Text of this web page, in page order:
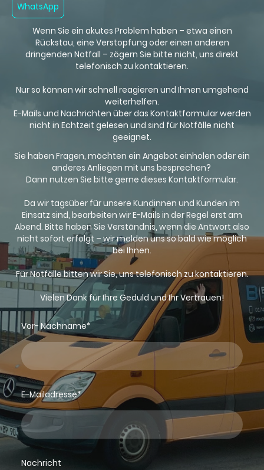
WhatsApp
Wenn Sie ein akutes Problem haben – etwa einen
Rückstau, eine Verstopfung oder einen anderen
dringenden Notfall – zögern Sie bitte nicht, uns direkt
telefonisch zu kontaktieren.
Nur so können wir schnell reagieren und Ihnen umgehend
weiterhelfen.
E-Mails und Nachrichten über das Kontaktformular werden
nicht in Echtzeit gelesen und sind für Notfälle nicht
geeignet.
Sie haben Fragen, möchten ein Angebot einholen oder ein
anderes Anliegen mit uns besprechen?
Dann nutzen Sie bitte gerne dieses Kontaktformular.
Da wir tagsüber für unsere Kundinnen und Kunden im
Einsatz sind, bearbeiten wir E-Mails in der Regel erst am
Abend. Bitte haben Sie Verständnis, wenn die Antwort also
nicht sofort erfolgt – wir melden uns so bald wie möglich
bei Ihnen.
Für Notfälle bitten wir Sie, uns telefonisch zu kontaktieren.
Vielen Dank für Ihre Geduld und Ihr Vertrauen!
Vor- Nachname*
E-Mailadresse*
Nachricht